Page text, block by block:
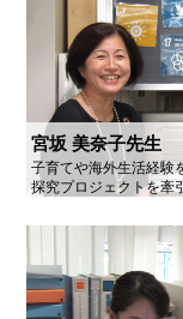
宮坂 美奈子先生
子育てや海外生活経験
探究プロジェクトを牽